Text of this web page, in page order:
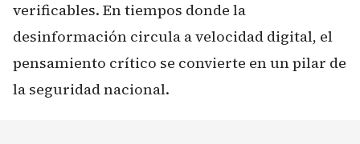
verificables. En tiempos donde la
desinformación circula a velocidad digital, el
pensamiento crítico se convierte en un pilar de
la seguridad nacional.